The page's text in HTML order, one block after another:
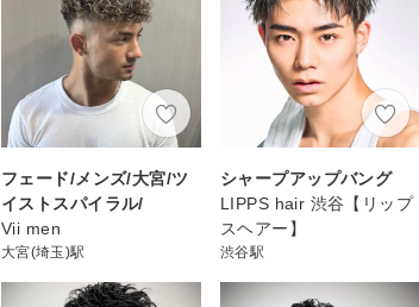
フェード/メンズ/大宮/ツ
イストスパイラル/
Vii men
大宮(埼玉)駅
シャープアップバング
LIPPS hair 渋谷【リップ
スヘアー】
渋谷駅